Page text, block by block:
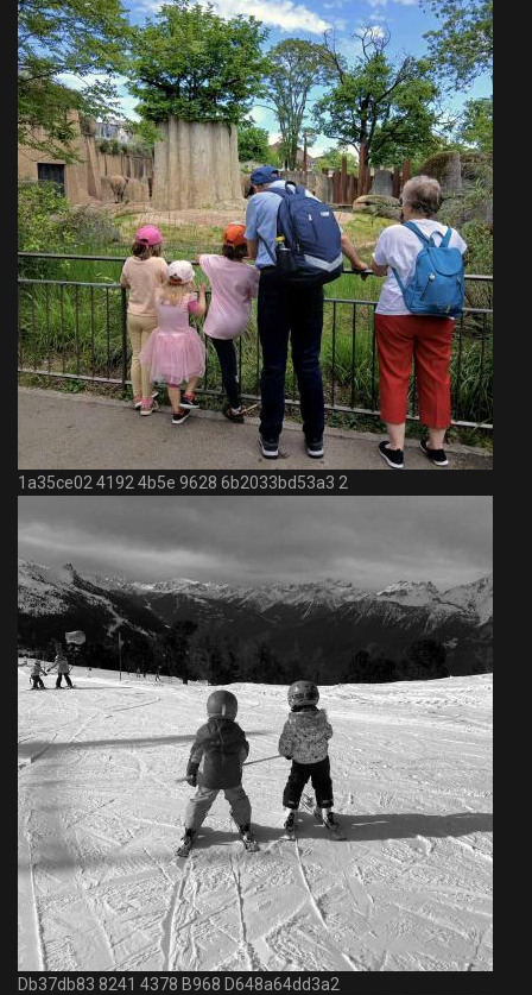
1a35ce02 4192 4b5e 9628 6b2033bd53a3 2
Db37db83 8241 4378 B968 D648a64dd3a2